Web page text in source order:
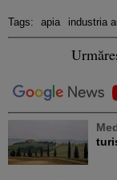
Tags: apia industria